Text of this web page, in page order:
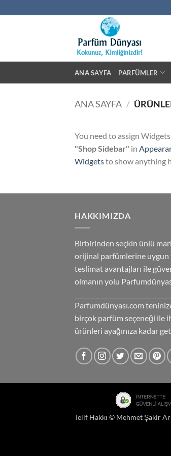
atla
ANA SAYFA PARFÜMLER
ANA SAYFA /
You need to assign
"Shop Sidebar" in
Widgetsto show anything
HAKKIMIZDA
Birbirinden seçkin ünlü
orijinal parfümlerine uygun
teslimat avantajları ile
olmanın yolu
Parfumdünyası.com
birçok parfüm seçeneği ile
ürünleri ayağınıza kadar
Telif Hakkı © Mehmet Şakir